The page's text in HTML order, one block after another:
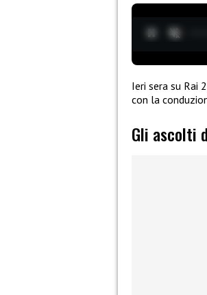
Ieri sera su Rai
con la
Gli ascolti